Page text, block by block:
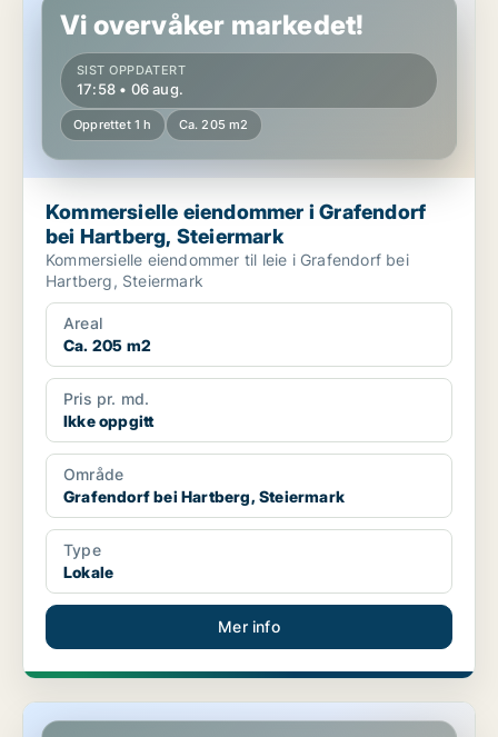
Vi overvåker markedet!
SIST OPPDATERT
17:58 • 06 aug.
Opprettet 1 h Ca. 205 m2
Kommersielle eiendommer i Grafendorf
bei Hartberg, Steiermark
Kommersielle eiendommer til leie i Grafendorf bei
Hartberg, Steiermark
Areal
Ca. 205 m2
Pris pr. md.
Ikke oppgitt
Område
Grafendorf bei Hartberg, Steiermark
Type
Lokale
Mer info
Kommersielle eiendommer i Graz, Steiermark